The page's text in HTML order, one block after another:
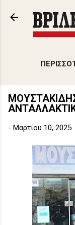
- Μαρτίου 10, 2025